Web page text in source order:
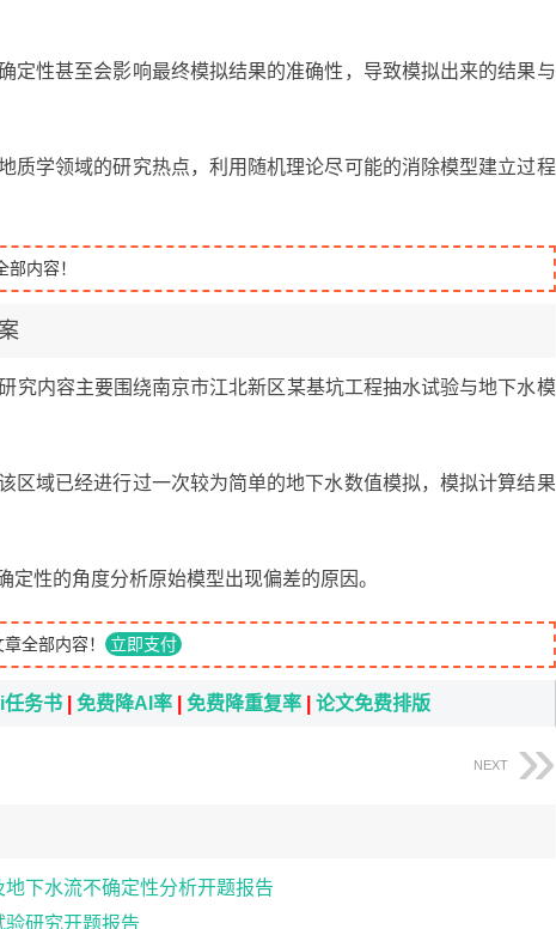
定性甚至会影响最终模拟结果的准确性，导致模拟出来的结果与
质学领域的研究热点，利用随机理论尽可能的消除模型建立过程
内容！
究内容主要围绕南京市江北新区某基坑工程抽水试验与地下水模
区域已经进行过一次较为简单的地下水数值模拟，模拟计算结果
性的角度分析原始模型出现偏差的原因。
全部内容！ 立即支付
务书 免费降AI率 免费降重复率 论文免费排版
NEXT
下水流不确定性分析开题报告
研究开题报告